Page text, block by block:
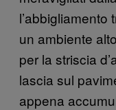
un ambiente
per la striscia
lascia sul
appena